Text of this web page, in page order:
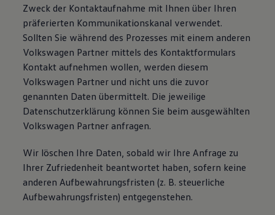
Zweck der Kontaktaufnahme mit Ihnen über Ihren
präferierten Kommunikationskanal verwendet.
Sollten Sie während des Prozesses mit einem anderen
Volkswagen Partner mittels des Kontaktformulars
Kontakt aufnehmen wollen, werden diesem
Volkswagen Partner und nicht uns die zuvor
genannten Daten übermittelt. Die jeweilige
Datenschutzerklärung können Sie beim ausgewählten
Volkswagen Partner anfragen.
Wir löschen Ihre Daten, sobald wir Ihre Anfrage zu
Ihrer Zufriedenheit beantwortet haben, sofern keine
anderen Aufbewahrungsfristen (z. B. steuerliche
Aufbewahrungsfristen) entgegenstehen.